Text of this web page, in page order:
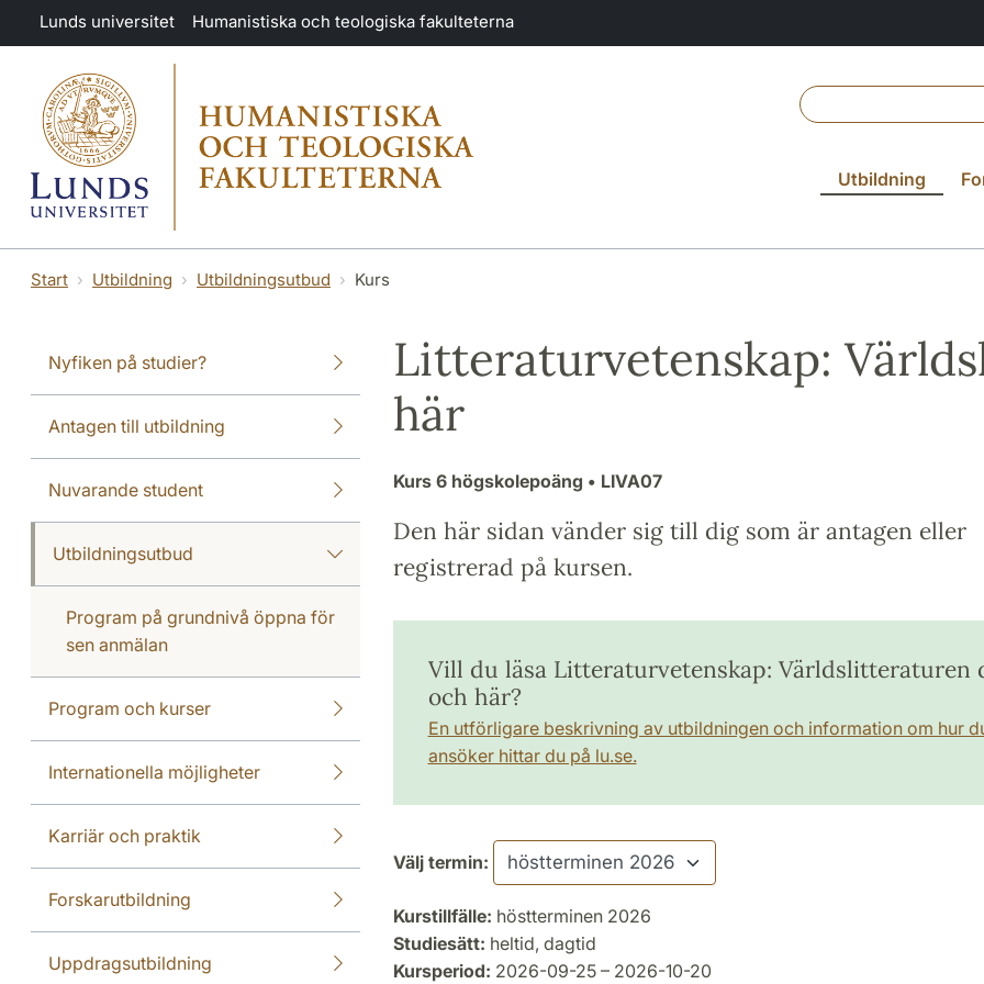
Hoppa till huvudinnehåll
Lunds universitet Humanistiska och teologiska fakulteterna
Utbildning
Start Utbildning Utbildningsutbud Kurs
Nyfiken på studier?
Antagen till utbildning
Nuvarande student
Utbildningsutbud
Program på grundnivå öppna för
sen anmälan
Program och kurser
Internationella möjligheter
Karriär och praktik
Forskarutbildning
Uppdragsutbildning
Litteraturvetenskap:
här
Kurs 6 högskolepoäng • LIVA07
Den här sidan vänder sig till dig som är antagen eller
registrerad på kursen.
Vill du läsa Litteraturvetenskap: Världslitteraturen
och här?
En utförligare beskrivning av utbildningen och information om hur
ansöker hittar du på lu.se.
Välj termin:
Kurstillfälle: höstterminen 2026
Studiesätt: heltid, dagtid
Kursperiod: 2026-09-25 – 2026-10-20